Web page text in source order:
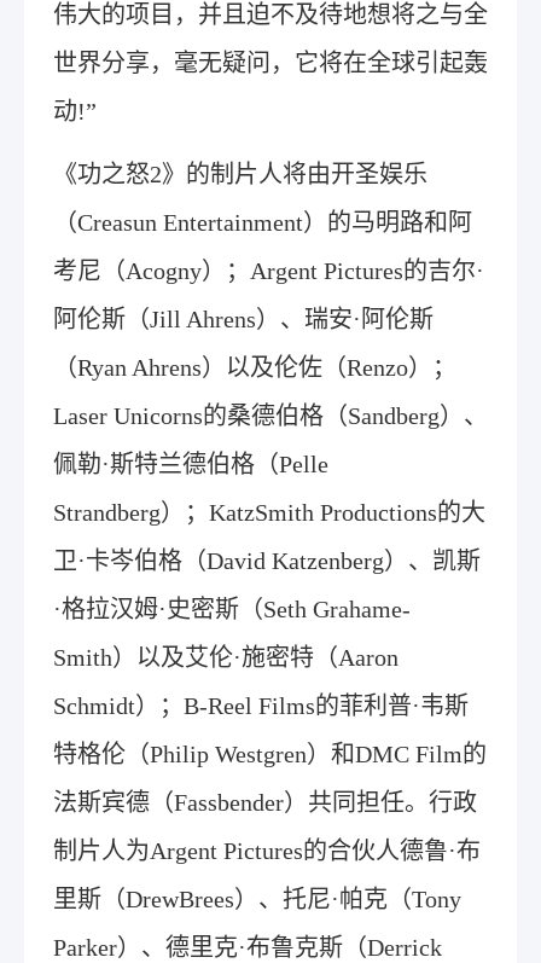
伟大的项目，并且迫不及待地想将之与全
世界分享，毫无疑问，它将在全球引起轰
动!”
《功之怒2》的制片人将由开圣娱乐
（Creasun Entertainment）的马明路和阿
考尼（Acogny）；Argent Pictures的吉尔·
阿伦斯（Jill Ahrens）、瑞安·阿伦斯
（Ryan Ahrens）以及伦佐（Renzo）；
Laser Unicorns的桑德伯格（Sandberg）、
佩勒·斯特兰德伯格（Pelle
Strandberg）；KatzSmith Productions的大
卫·卡岑伯格（David Katzenberg）、凯斯
·格拉汉姆·史密斯（Seth Grahame-
Smith）以及艾伦·施密特（Aaron
Schmidt）；B-Reel Films的菲利普·韦斯
特格伦（Philip Westgren）和DMC Film的
法斯宾德（Fassbender）共同担任。行政
制片人为Argent Pictures的合伙人德鲁·布
里斯（DrewBrees）、托尼·帕克（Tony
Parker）、德里克·布鲁克斯（Derrick